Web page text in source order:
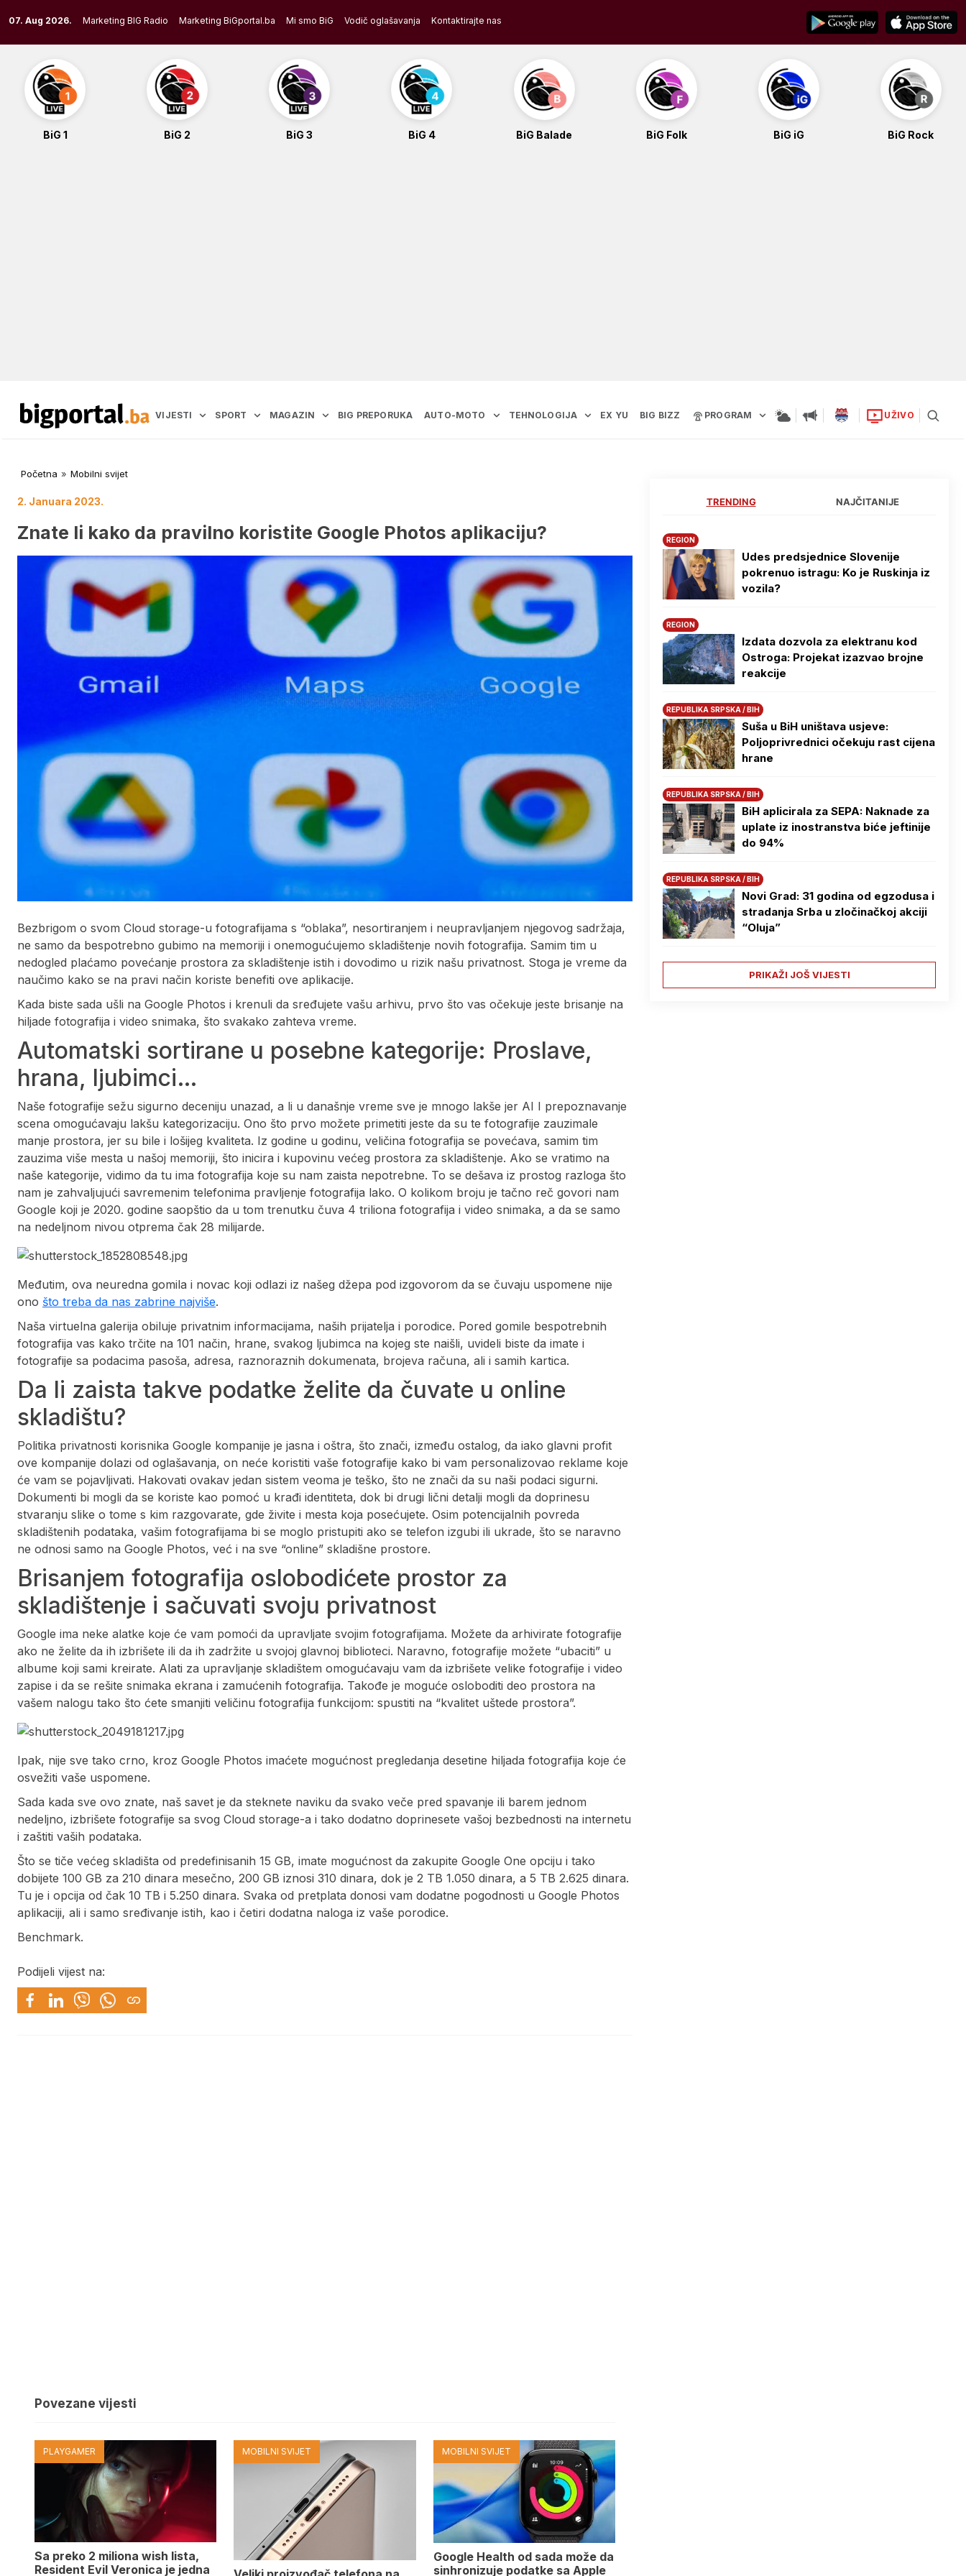
to
content
07. Aug 2026. Marketing BIG Radio Marketing BiGportal.ba Mi smo BiG Vodič oglašavanja Kontaktirajte nas
BiG 1 BiG 2 BiG 3 BiG 4 BiG Balade BiG Folk BiG iG BiG Rock
VIJESTI SPORT MAGAZIN BIG PREPORUKA AUTO-MOTO TEHNOLOGIJA EX YU BIG BIZZ PROGRAM UŽIVO
Početna » Mobilni svijet
2. Januara 2023.
Znate li kako da pravilno koristite Google Photos aplikaciju?
Bezbrigom o svom Cloud storage-u fotografijama s “oblaka”, nesortiranjem i neupravljanjem njegovog sadržaja,
ne samo da bespotrebno gubimo na memoriji i onemogućujemo skladištenje novih fotografija. Samim tim u
nedogled plaćamo povećanje prostora za skladištenje istih i dovodimo u rizik našu privatnost. Stoga je vreme da
naučimo kako se na pravi način koriste benefiti ove aplikacije.
Kada biste sada ušli na Google Photos i krenuli da sređujete vašu arhivu, prvo što vas očekuje jeste brisanje na
hiljade fotografija i video snimaka, što svakako zahteva vreme.
Automatski sortirane u posebne kategorije: Proslave,
hrana, ljubimci…
Naše fotografije sežu sigurno deceniju unazad, a li u današnje vreme sve je mnogo lakše jer AI I prepoznavanje
scena omogućavaju lakšu kategorizaciju. Ono što prvo možete primetiti jeste da su te fotografije zauzimale
manje prostora, jer su bile i lošijeg kvaliteta. Iz godine u godinu, veličina fotografija se povećava, samim tim
zauzima više mesta u našoj memoriji, što inicira i kupovinu većeg prostora za skladištenje. Ako se vratimo na
naše kategorije, vidimo da tu ima fotografija koje su nam zaista nepotrebne. To se dešava iz prostog razloga što
nam je zahvaljujući savremenim telefonima pravljenje fotografija lako. O kolikom broju je tačno reč govori nam
Google koji je 2020. godine saopštio da u tom trenutku čuva 4 triliona fotografija i video snimaka, a da se samo
na nedeljnom nivou otprema čak 28 milijarde.
Međutim, ova neuredna gomila i novac koji odlazi iz našeg džepa pod izgovorom da se čuvaju uspomene nije
ono što treba da nas zabrine najviše.
Naša virtuelna galerija obiluje privatnim informacijama, naših prijatelja i porodice. Pored gomile bespotrebnih
fotografija vas kako trčite na 101 način, hrane, svakog ljubimca na kojeg ste naišli, uvideli biste da imate i
fotografije sa podacima pasoša, adresa, raznoraznih dokumenata, brojeva računa, ali i samih kartica.
Da li zaista takve podatke želite da čuvate u online
skladištu?
Politika privatnosti korisnika Google kompanije je jasna i oštra, što znači, između ostalog, da iako glavni profit
ove kompanije dolazi od oglašavanja, on neće koristiti vaše fotografije kako bi vam personalizovao reklame koje
će vam se pojavljivati. Hakovati ovakav jedan sistem veoma je teško, što ne znači da su naši podaci sigurni.
Dokumenti bi mogli da se koriste kao pomoć u krađi identiteta, dok bi drugi lični detalji mogli da doprinesu
stvaranju slike o tome s kim razgovarate, gde živite i mesta koja posećujete. Osim potencijalnih povreda
skladištenih podataka, vašim fotografijama bi se moglo pristupiti ako se telefon izgubi ili ukrade, što se naravno
ne odnosi samo na Google Photos, već i na sve “online” skladišne prostore.
Brisanjem fotografija oslobodićete prostor za
skladištenje i sačuvati svoju privatnost
Google ima neke alatke koje će vam pomoći da upravljate svojim fotografijama. Možete da arhivirate fotografije
ako ne želite da ih izbrišete ili da ih zadržite u svojoj glavnoj biblioteci. Naravno, fotografije možete “ubaciti” u
albume koji sami kreirate. Alati za upravljanje skladištem omogućavaju vam da izbrišete velike fotografije i video
zapise i da se rešite snimaka ekrana i zamućenih fotografija. Takođe je moguće osloboditi deo prostora na
vašem nalogu tako što ćete smanjiti veličinu fotografija funkcijom: spustiti na “kvalitet uštede prostora”.
Ipak, nije sve tako crno, kroz Google Photos imaćete mogućnost pregledanja desetine hiljada fotografija koje će
osvežiti vaše uspomene.
Sada kada sve ovo znate, naš savet je da steknete naviku da svako veče pred spavanje ili barem jednom
nedeljno, izbrišete fotografije sa svog Cloud storage-a i tako dodatno doprinesete vašoj bezbednosti na internetu
i zaštiti vaših podataka.
Što se tiče većeg skladišta od predefinisanih 15 GB, imate mogućnost da zakupite Google One opciju i tako
dobijete 100 GB za 210 dinara mesečno, 200 GB iznosi 310 dinara, dok je 2 TB 1.050 dinara, a 5 TB 2.625 dinara.
Tu je i opcija od čak 10 TB i 5.250 dinara. Svaka od pretplata donosi vam dodatne pogodnosti u Google Photos
aplikaciji, ali i samo sređivanje istih, kao i četiri dodatna naloga iz vaše porodice.
Benchmark.
Podijeli vijest na:
Povezane vijesti
PLAYGAMER
Sa preko 2 miliona wish lista,
Resident Evil Veronica je jedna
MOBILNI SVIJET MOBILNI SVIJET
Google Health od sada može da
sinhronizuje podatke sa Apple
TRENDING NAJČITANIJE
REGION
Udes predsjednice Slovenije
pokrenuo istragu: Ko je Ruskinja iz
vozila?
REGION
Izdata dozvola za elektranu kod
Ostroga: Projekat izazvao brojne
reakcije
REPUBLIKA SRPSKA / BIH
Suša u BiH uništava usjeve:
Poljoprivrednici očekuju rast cijena
hrane
REPUBLIKA SRPSKA / BIH
BiH aplicirala za SEPA: Naknade za
uplate iz inostranstva biće jeftinije
do 94%
REPUBLIKA SRPSKA / BIH
Novi Grad: 31 godina od egzodusa i
stradanja Srba u zločinačkoj akciji
“Oluja”
PRIKAŽI JOŠ VIJESTI